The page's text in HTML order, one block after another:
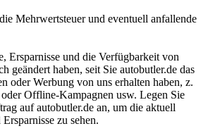
Mehrwertsteuer und eventuell anfallende
Ersparnisse und die Verfügbarkeit von
geändert haben, seit Sie autobutler.de das
oder Werbung von uns erhalten haben, z.
Offline-Kampagnen usw. Legen Sie
auf autobutler.de an, um die aktuell
zu sehen.